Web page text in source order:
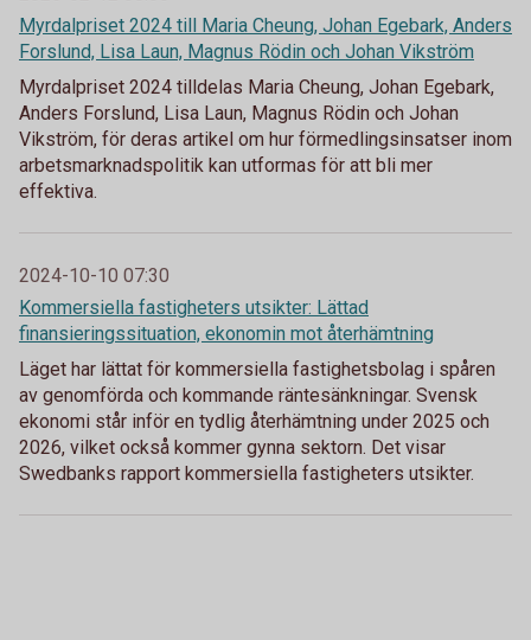
Myrdalpriset 2024 till Maria Cheung, Johan Egebark, Anders
Forslund, Lisa Laun, Magnus Rödin och Johan Vikström
Myrdalpriset 2024 tilldelas Maria Cheung, Johan Egebark,
Anders Forslund, Lisa Laun, Magnus Rödin och Johan
Vikström, för deras artikel om hur förmedlingsinsatser inom
arbetsmarknadspolitik kan utformas för att bli mer
effektiva.
2024-10-10 07:30
Kommersiella fastigheters utsikter: Lättad
finansieringssituation, ekonomin mot återhämtning
Läget har lättat för kommersiella fastighetsbolag i spåren
av genomförda och kommande räntesänkningar. Svensk
ekonomi står inför en tydlig återhämtning under 2025 och
2026, vilket också kommer gynna sektorn. Det visar
Swedbanks rapport kommersiella fastigheters utsikter.